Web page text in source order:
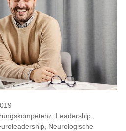
, Leadership,
, Neurologische